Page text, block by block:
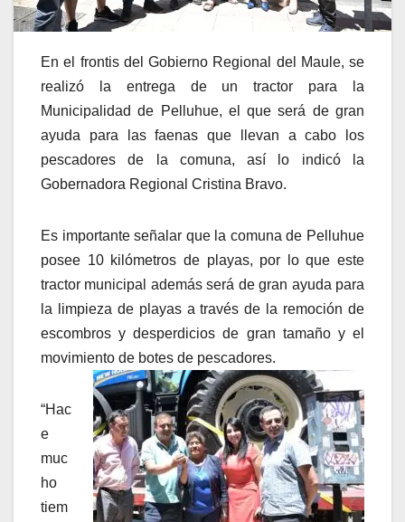
En el frontis del Gobierno Regional del Maule, se
realizó la entrega de un tractor para la
Municipalidad de Pelluhue, el que será de gran
ayuda para las faenas que llevan a cabo los
pescadores de la comuna, así lo indicó la
Gobernadora Regional Cristina Bravo.
Es importante señalar que la comuna de Pelluhue
posee 10 kilómetros de playas, por lo que este
tractor municipal además será de gran ayuda para
la limpieza de playas a través de la remoción de
escombros y desperdicios de gran tamaño y el
movimiento de botes de pescadores.
“Hac
e
muc
ho
tiem